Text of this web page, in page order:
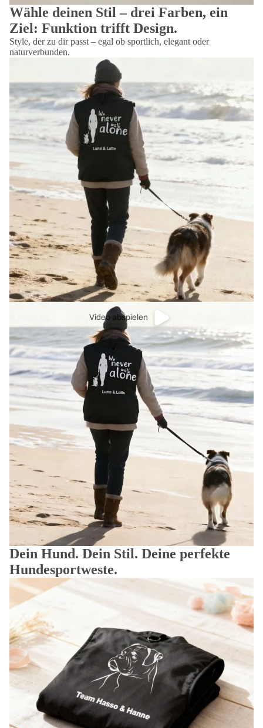
Wähle deinen Stil – drei Farben, ein
Ziel: Funktion trifft Design.
Style, der zu dir passt – egal ob sportlich, elegant oder
naturverbunden.
Video abspielen
Dein Hund. Dein Stil. Deine perfekte
Hundesportweste.